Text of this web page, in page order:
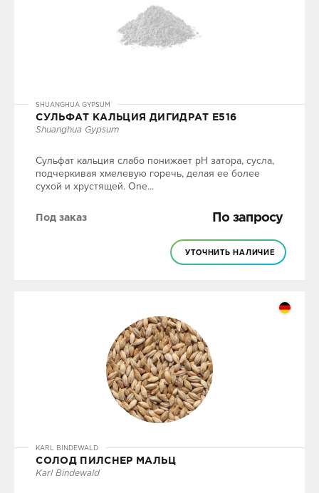
SHUANGHUA GYPSUM
СУЛЬФАТ КАЛЬЦИЯ ДИГИДРАТ Е516
Shuanghua Gypsum
Сульфат кальция слабо понижает pH затора, сусла,
подчеркивая хмелевую горечь, делая ее более
сухой и хрустящей. One...
Под заказ По запросу
УТОЧНИТЬ НАЛИЧИЕ
KARL BINDEWALD
СОЛОД ПИЛСНЕР МАЛЬЦ
Karl Bindewald